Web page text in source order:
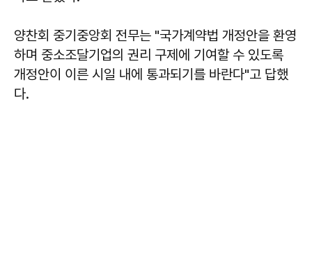
양찬회 중기중앙회 전무는 "국가계약법 개정안을 환영
하며 중소조달기업의 권리 구제에 기여할 수 있도록
개정안이 이른 시일 내에 통과되기를 바란다"고 답했
다.